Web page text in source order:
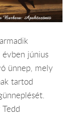
június
ünnep, mely
tartod